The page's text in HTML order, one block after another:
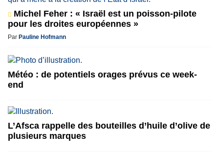
Michel Feher : « Israël est un poisson-pilote
pour les droites européennes »
Par Pauline Hofmann
Météo : de potentiels orages prévus ce week-
end
L’Afsca rappelle des bouteilles d’huile d’olive de
plusieurs marques